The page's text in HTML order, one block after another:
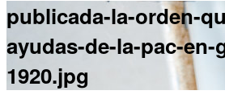
publicada-la-orden-
ayudas-de-la-pac-en-
1920.jpg